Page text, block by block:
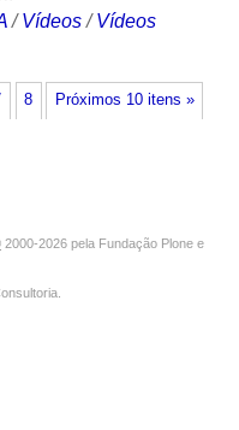
/Vídeos /Vídeos
Próximos 10 itens »
8
2000-2026 pela Fundação Plone e